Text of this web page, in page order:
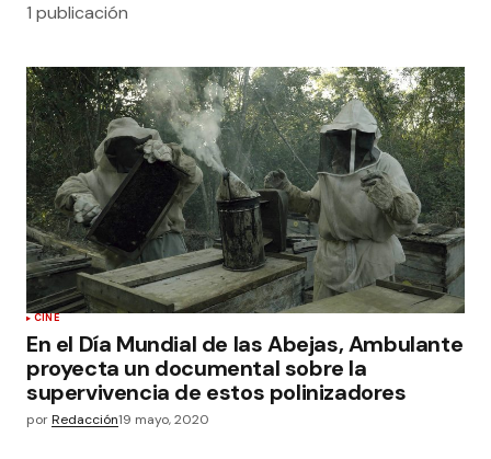
1 publicación
CINE
En el Día Mundial de las Abejas, Ambulante
proyecta un documental sobre la
supervivencia de estos polinizadores
porRedacción19 mayo, 2020